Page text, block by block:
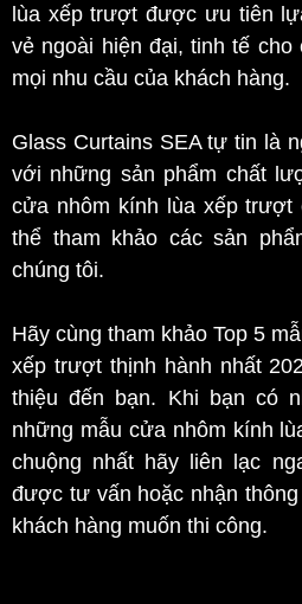
lùa xếp trượt được ưu tiên
vẻ ngoài hiện đại, tinh tế cho
mọi nhu cầu của khách hàng.
Glass Curtains SEA tự tin là
với những sản phẩm chất
cửa nhôm kính lùa xếp trượt
thể tham khảo các sản
chúng tôi.
Hãy cùng tham khảo Top 5
xếp trượt thịnh hành nhất
thiệu đến bạn. Khi bạn có
những mẫu cửa nhôm kính
chuộng nhất hãy liên lạc
được tư vấn hoặc nhận
khách hàng muốn thi công.